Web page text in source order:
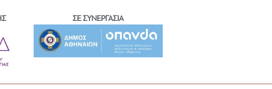
ΣΕ ΣΥΝΕΡΓΑΣΙΑ